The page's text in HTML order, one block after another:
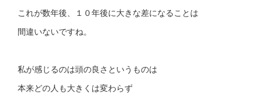
これが数年後、１０年後に大きな差になることは
間違いないですね。
私が感じるのは頭の良さというものは
本来どの人も大きくは変わらず